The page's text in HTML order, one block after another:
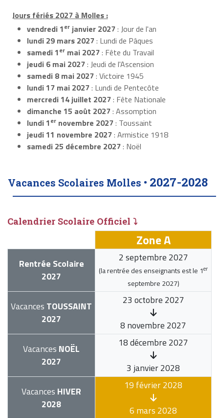
Jours fériés 2027 à Molles :
vendredi 1er janvier 2027: Jour de l'an
lundi 29 mars 2027: Lundi de Pâques
samedi 1er mai 2027: Fête du Travail
jeudi 6 mai 2027: Jeudi de l'Ascension
samedi 8 mai 2027: Victoire 1945
lundi 17 mai 2027: Lundi de Pentecôte
mercredi 14 juillet 2027: Fête Nationale
dimanche 15 août 2027: Assomption
lundi 1er novembre 2027: Toussaint
jeudi 11 novembre 2027: Armistice 1918
samedi 25 décembre 2027: Noël
Vacances Scolaires Molles • 2027-2028
Calendrier Scolaire Officiel ⤵
Zone A
Rentrée Scolaire
2027
2 septembre 2027
(la rentrée des enseignants est le 1er
septembre 2027)
Vacances TOUSSAINT
2027
23 octobre 2027
8 novembre 2027
Vacances NOËL
2027
18 décembre 2027
3 janvier 2028
Vacances HIVER
2028
19 février 2028
6 mars 2028